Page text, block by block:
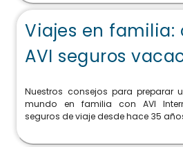
Viajes en familia:
AVI seguros
Nuestros consejos para preparar
mundo en familia con AVI
seguros de viaje desde hace 35